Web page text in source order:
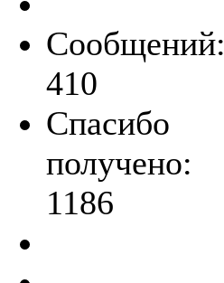
Сообщений:
410
Спасибо
получено:
1186